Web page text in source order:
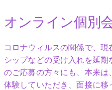
オンライン個別
コロナウィルスの関係で、
シップなどの受け入れを延
のご応募の方々にも、本来
体験していただき、面接に